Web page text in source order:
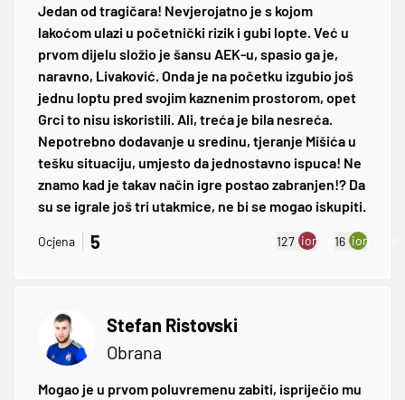
Jedan od tragičara! Nevjerojatno je s kojom
lakoćom ulazi u početnički rizik i gubi lopte. Već u
prvom dijelu složio je šansu AEK-u, spasio ga je,
naravno, Livaković. Onda je na početku izgubio još
jednu loptu pred svojim kaznenim prostorom, opet
Grci to nisu iskoristili. Ali, treća je bila nesreća.
Nepotrebno dodavanje u sredinu, tjeranje Mišića u
tešku situaciju, umjesto da jednostavno ispuca! Ne
znamo kad je takav način igre postao zabranjen!? Da
su se igrale još tri utakmice, ne bi se mogao iskupiti.
Ocjena 5 127 ion:minus
16 ion:plus
Stefan Ristovski
Obrana
Mogao je u prvom poluvremenu zabiti, ispriječio mu